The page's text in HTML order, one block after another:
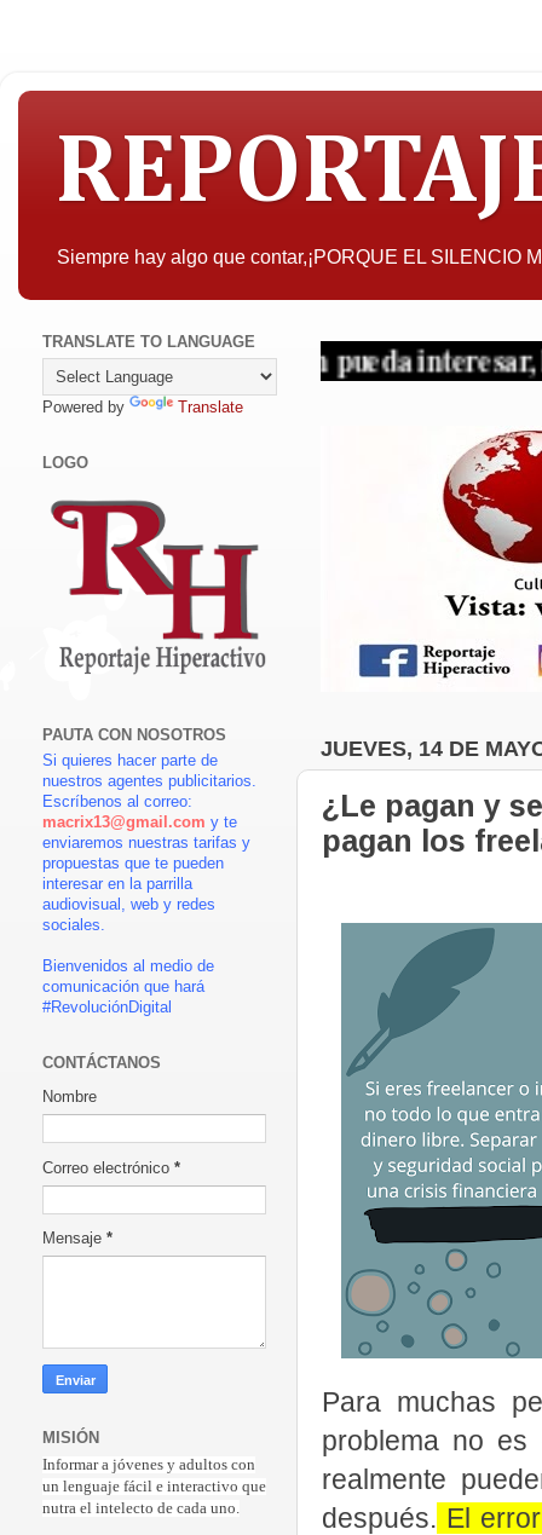
Siempre hay algo que contar,¡PORQUE EL SILENCIO
A quien pueda interesar, la
JUEVES, 14 DE
¿Le pagan y
pagan los
Para muchas
problema no es
realmente
después. El
TRANSLATE TO LANGUAGE
Powered by Translate
LOGO
PAUTA CON NOSOTROS
Si quieres hacer parte de
nuestros agentes publicitarios.
Escríbenos al correo:
macrix13@gmail.com y te
enviaremos nuestras tarifas y
propuestas que te pueden
interesar en la parrilla
audiovisual, web y redes
sociales.
Bienvenidos al medio de
comunicación que hará
#RevoluciónDigital
CONTÁCTANOS
Nombre
Correo electrónico *
Mensaje *
MISIÓN
Informar a jóvenes y adultos con
un lenguaje fácil e interactivo que
nutra el intelecto de cada uno.